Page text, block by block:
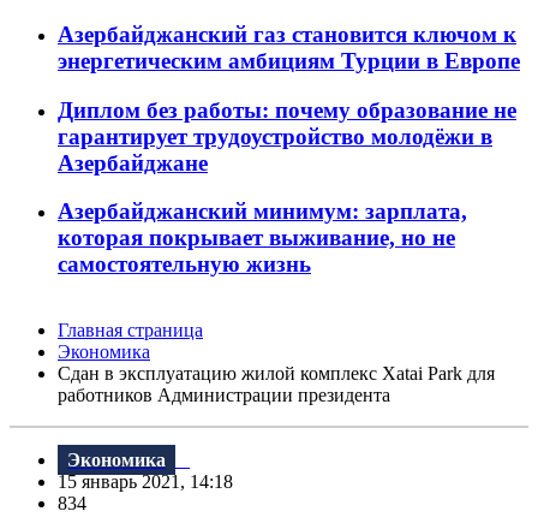
Азербайджанский газ становится ключом к
энергетическим амбициям Турции в Европе
Диплом без работы: почему образование не
гарантирует трудоустройство молодёжи в
Азербайджане
Азербайджанский минимум: зарплата,
которая покрывает выживание, но не
самостоятельную жизнь
Главная страница
Экономика
Сдан в эксплуатацию жилой комплекс Xatai Park для
работников Администрации президента
Экономика
15 январь 2021, 14:18
834